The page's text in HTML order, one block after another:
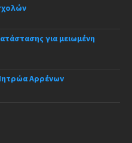
για μειωμένη
Αρρένων